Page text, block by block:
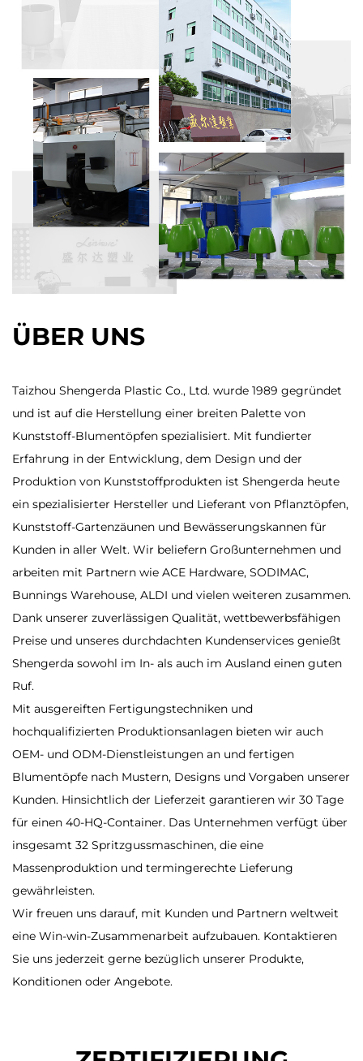
ÜBER UNS
Taizhou Shengerda Plastic Co., Ltd. wurde 1989 gegründet
und ist auf die Herstellung einer breiten Palette von
Kunststoff-Blumentöpfen spezialisiert. Mit fundierter
Erfahrung in der Entwicklung, dem Design und der
Produktion von Kunststoffprodukten ist Shengerda heute
ein spezialisierter Hersteller und Lieferant von Pflanztöpfen,
Kunststoff-Gartenzäunen und Bewässerungskannen für
Kunden in aller Welt. Wir beliefern Großunternehmen und
arbeiten mit Partnern wie ACE Hardware, SODIMAC,
Bunnings Warehouse, ALDI und vielen weiteren zusammen.
Dank unserer zuverlässigen Qualität, wettbewerbsfähigen
Preise und unseres durchdachten Kundenservices genießt
Shengerda sowohl im In- als auch im Ausland einen guten
Ruf.
Mit ausgereiften Fertigungstechniken und
hochqualifizierten Produktionsanlagen bieten wir auch
OEM- und ODM-Dienstleistungen an und fertigen
Blumentöpfe nach Mustern, Designs und Vorgaben unserer
Kunden. Hinsichtlich der Lieferzeit garantieren wir 30 Tage
für einen 40-HQ-Container. Das Unternehmen verfügt über
insgesamt 32 Spritzgussmaschinen, die eine
Massenproduktion und termingerechte Lieferung
gewährleisten.
Wir freuen uns darauf, mit Kunden und Partnern weltweit
eine Win-win-Zusammenarbeit aufzubauen. Kontaktieren
Sie uns jederzeit gerne bezüglich unserer Produkte,
Konditionen oder Angebote.